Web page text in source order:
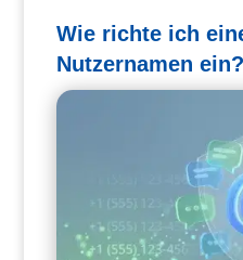
Wie richte ich
Nutzernamen ein?